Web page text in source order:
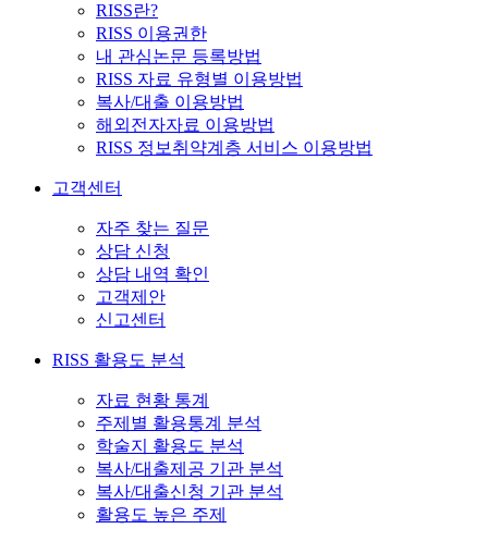
RISS란?
RISS 이용권한
내 관심논문 등록방법
RISS 자료 유형별 이용방법
복사/대출 이용방법
해외전자자료 이용방법
RISS 정보취약계층 서비스 이용방법
고객센터
자주 찾는 질문
상담 신청
상담 내역 확인
고객제안
신고센터
RISS 활용도 분석
자료 현황 통계
주제별 활용통계 분석
학술지 활용도 분석
복사/대출제공 기관 분석
복사/대출신청 기관 분석
활용도 높은 주제